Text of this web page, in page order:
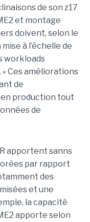
de son z17
et montage
doivent, selon le
à l’échelle de
workloads
Ces améliorations
de
production tout
de
apportent sanns
par rapport
des
et une
la capacité
apporte selon